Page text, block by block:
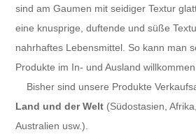
sind am Gaumen mit seidiger Textur
eine knusprige, duftende und süße
nahrhaftes Lebensmittel. So kann man
Produkte im In- und Ausland willkommen
Bisher sind unsere Produkte
Land und der Welt (Südostasien,
Australien usw.).